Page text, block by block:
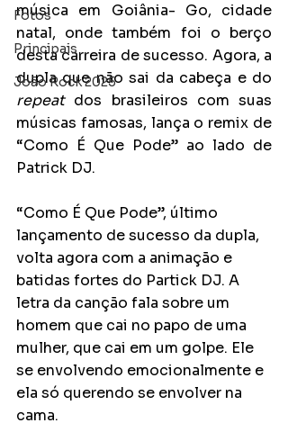
Fotos
Principais
João Rock 2025
música em Goiânia- Go, cidade
natal, onde também foi o berço
desta carreira de sucesso. Agora, a
dupla que não sai da cabeça e do
repeat dos brasileiros com suas
músicas famosas, lança o remix de
“Como É Que Pode” ao lado de
Patrick DJ.
“Como É Que Pode”, último
lançamento de sucesso da dupla,
volta agora com a animação e
batidas fortes do Partick DJ. A
letra da canção fala sobre um
homem que cai no papo de uma
mulher, que cai em um golpe. Ele
se envolvendo emocionalmente e
ela só querendo se envolver na
cama.